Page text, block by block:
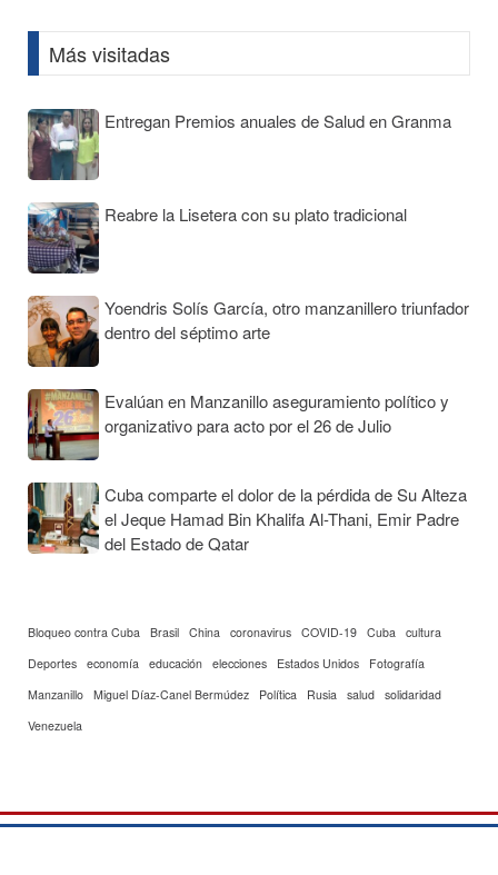
Más visitadas
Entregan Premios anuales de Salud en Granma
Reabre la Lisetera con su plato tradicional
Yoendris Solís García, otro manzanillero triunfador
dentro del séptimo arte
Evalúan en Manzanillo aseguramiento político y
organizativo para acto por el 26 de Julio
Cuba comparte el dolor de la pérdida de Su Alteza
el Jeque Hamad Bin Khalifa Al-Thani, Emir Padre
del Estado de Qatar
Bloqueo contra Cuba Brasil China coronavirus COVID-19 Cuba cultura
Deportes economía educación elecciones Estados Unidos
Fotografía
Manzanillo Miguel Díaz-Canel Bermúdez Política Rusia salud solidaridad
Venezuela